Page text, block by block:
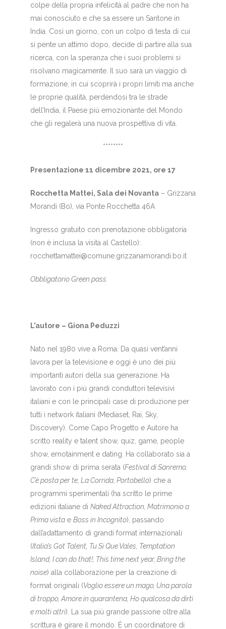
colpe della propria infelicità al padre che non ha
mai conosciuto e che sa essere un Santone in
India. Così un giorno, con un colpo di testa di cui
si pente un attimo dopo, decide di partire alla sua
ricerca, con la speranza che i suoi problemi si
risolvano magicamente. Il suo sarà un viaggio di
formazione, in cui scoprirà i propri limiti ma anche
le proprie qualità, perdendosi tra le strade
dell’India, il Paese più emozionante del Mondo
che gli regalerà una nuova prospettiva di vita.
********
Presentazione 11 dicembre 2021, ore 17
Rocchetta Mattei, Sala dei Novanta– Grizzana
Morandi (Bo), via Ponte Rocchetta 46A
Ingresso gratuito con prenotazione obbligatoria
(non è inclusa la visita al Castello):
rocchettamattei@comune.grizzanamorandi.bo.it
Obbligatorio Green pass
L’autore – Giona Peduzzi
Nato nel 1980 vive a Roma. Da quasi vent’anni
lavora per la televisione e oggi è uno dei più
importanti autori della sua generazione. Ha
lavorato con i più grandi conduttori televisivi
italiani e con le principali case di produzione per
tutti i network italiani (Mediaset, Rai, Sky,
Discovery). Come Capo Progetto e Autore ha
scritto reality e talent show, quiz, game, people
show, emotainment e dating. Ha collaborato sia a
grandi show di prima serata (Festival di Sanremo,
C’è posta per te, La Corrida, Portobello) che a
programmi sperimentali (ha scritto le prime
edizioni italiane di Naked Attraction, Matrimonio a
Prima vistae Boss in Incognito), passando
dall’adattamento di grandi format internazionali
(Italia’s Got Talent, Tu Si Que Vales, Temptation
Island, I can do that!, This time next year, Bring the
noise) alla collaborazione per la creazione di
format originali (Voglio essere un mago, Una parola
di troppo, Amore in quarantena, Ho qualcosa da dirti
e molti altri). La sua più grande passione oltre alla
scrittura è girare il mondo. È un coordinatore di